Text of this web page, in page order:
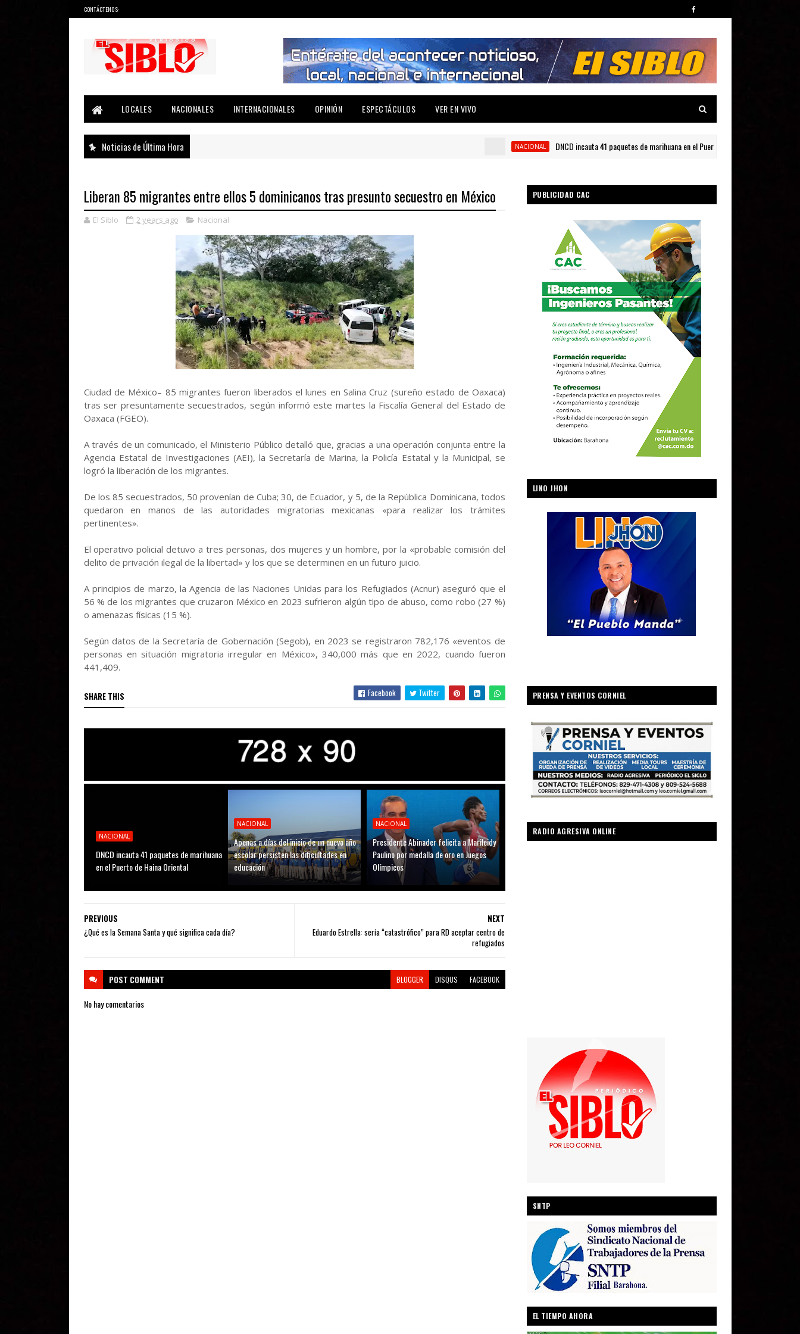
CONTÁCTENOS:
LOCALES
NACIONALES INTERNACIONALES OPINIÓN ESPECTÁCULOS VER EN VIVO
Noticias de Última Hora NACIONAL DNCD incauta 41 paquetes de marihuana en el Puerto de Haina Oriental
Liberan 85 migrantes entre ellos 5 dominicanos tras presunto secuestro en México
El Siblo 2 years ago Nacional
Ciudad de México– 85 migrantes fueron liberados el lunes en Salina Cruz (sureño estado de Oaxaca)
tras ser presuntamente secuestrados, según informó este martes la Fiscalía General del Estado de
Oaxaca (FGEO).
A través de un comunicado, el Ministerio Público detalló que, gracias a una operación conjunta entre la
Agencia Estatal de Investigaciones (AEI), la Secretaría de Marina, la Policía Estatal y la Municipal, se
logró la liberación de los migrantes.
De los 85 secuestrados, 50 provenían de Cuba; 30, de Ecuador, y 5, de la República Dominicana, todos
quedaron en manos de las autoridades migratorias mexicanas «para realizar los trámites
pertinentes».
El operativo policial detuvo a tres personas, dos mujeres y un hombre, por la «probable comisión del
delito de privación ilegal de la libertad» y los que se determinen en un futuro juicio.
A principios de marzo, la Agencia de las Naciones Unidas para los Refugiados (Acnur) aseguró que el
56 % de los migrantes que cruzaron México en 2023 sufrieron algún tipo de abuso, como robo (27 %)
o amenazas físicas (15 %).
Según datos de la Secretaría de Gobernación (Segob), en 2023 se registraron 782,176 «eventos de
personas en situación migratoria irregular en México», 340,000 más que en 2022, cuando fueron
441,409.
SHARE THIS Facebook Twitter
NACIONAL
DNCD incauta 41 paquetes de marihuana
en el Puerto de Haina Oriental
NACIONAL
Apenas a días del inicio de un nuevo año
escolar persisten las dificultades en
educación
NACIONAL
Presidente Abinader felicita a Marileidy
Paulino por medalla de oro en Juegos
Olímpicos
NEXT
Eduardo Estrella: sería “catastrófico” para RD aceptar centro de
refugiados
PREVIOUS
¿Qué es la Semana Santa y qué significa cada día?
POST COMMENT BLOGGER DISQUS FACEBOOK
No hay comentarios
PUBLICIDAD CAC
LINO JHON
PRENSA Y EVENTOS CORNIEL
RADIO AGRESIVA ONLINE
SNTP
EL TIEMPO AHORA